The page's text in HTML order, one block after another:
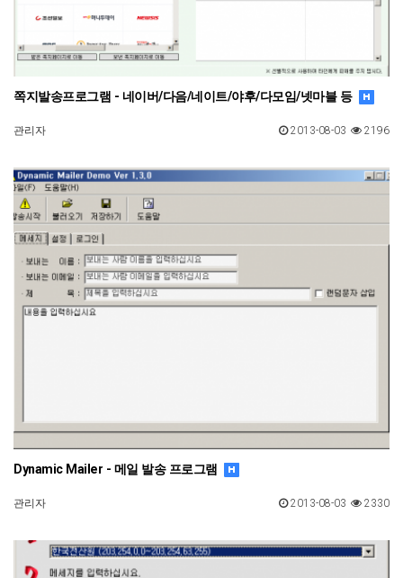
쪽지발송프로그램 - 네이버/다음/네이트/야후/다모임/넷마블 등
관리자 2196
2013-08-03
Dynamic Mailer - 메일 발송 프로그램
관리자 2330
2013-08-03